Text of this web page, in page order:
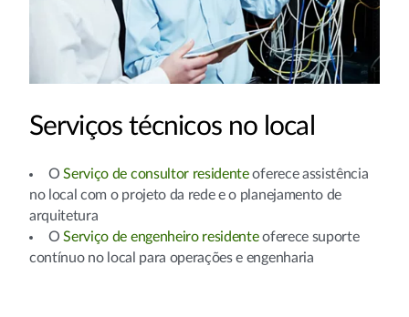
Serviços técnicos no local
OServiço de consultor residenteoferece assistência
no local com o projeto da rede e o planejamento de
arquitetura
OServiço de engenheiro residenteoferece suporte
contínuo no local para operações e engenharia